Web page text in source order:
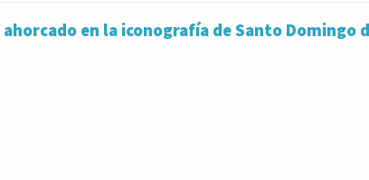
en la iconografía de Santo Domingo